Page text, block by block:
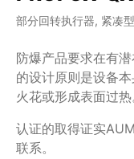
部分回转执行器, 紧凑
防爆产品要求在有
的设计原则是设备
火花或形成表面过热
认证的取得证实
联系。